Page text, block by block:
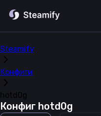
Steamify
Конфиги
hotd0g
Конфиг hotd0g